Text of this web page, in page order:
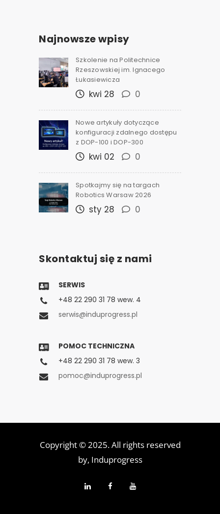
Najnowsze wpisy
Szkolenie na Politechnice
Rzeszowskiej im. Ignacego
Łukasiewicza
kwi 28 0
Nowe artykuły dotyczące
konfiguracji zdalnego dostępu
z DOP-100 i DOP-300
kwi 02 0
Spotkajmy się na targach
Robotics Warsaw 2026
sty 28 0
Skontaktuj się z nami
SERWIS
+48 22 290 31 78 wew. 4
serwis@induprogress.pl
POMOC TECHNICZNA
+48 22 290 31 78 wew. 3
pomoc@induprogress.pl
Copyright © 2025. All rights reserved
by, Induprogress